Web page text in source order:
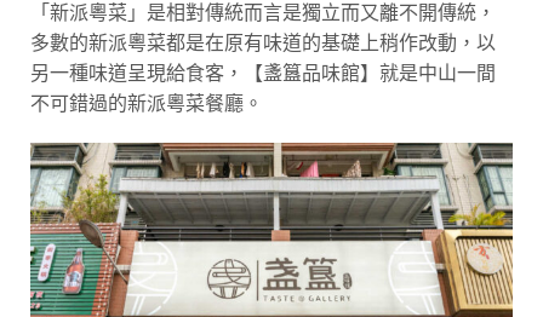
「新派粵菜」是相對傳統而言是獨立而又離不開傳統，
多數的新派粵菜都是在原有味道的基礎上稍作改動，以
另一種味道呈現給食客，【盞簋品味館】就是中山一間
不可錯過的新派粵菜餐廳。